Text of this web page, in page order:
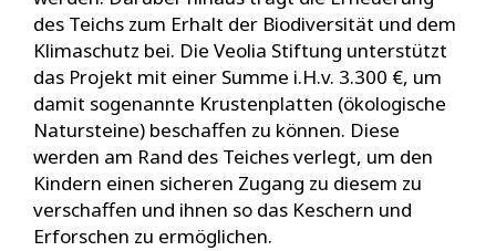
des Teichs zum Erhalt der Biodiversität und dem
Klimaschutz bei. Die Veolia Stiftung unterstützt
das Projekt mit einer Summe i.H.v. 3.300 €, um
damit sogenannte Krustenplatten (ökologische
Natursteine) beschaffen zu können. Diese
werden am Rand des Teiches verlegt, um den
Kindern einen sicheren Zugang zu diesem zu
verschaffen und ihnen so das Keschern und
Erforschen zu ermöglichen.